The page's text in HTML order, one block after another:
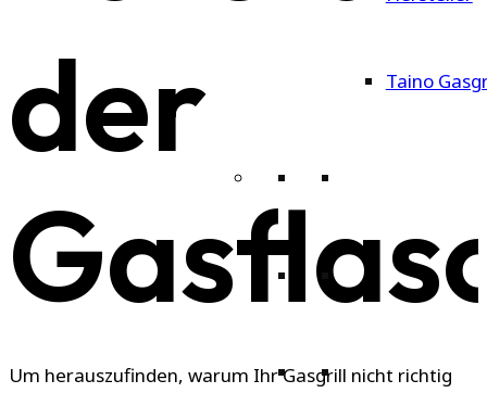
Taino
der
Um herauszufinden, warum Ihr Gasgrill nicht richtig